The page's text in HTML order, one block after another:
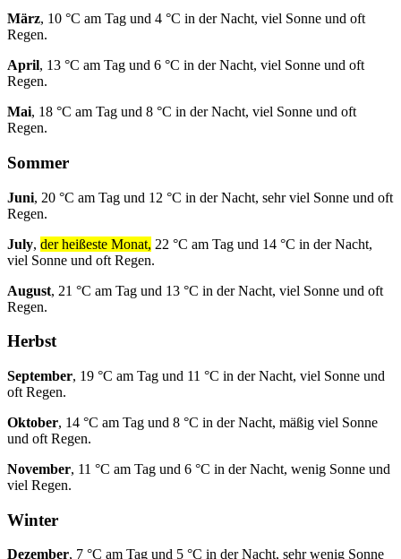
März, 10 °C am Tag und 4 °C in der Nacht, viel Sonne und oft
Regen.
April, 13 °C am Tag und 6 °C in der Nacht, viel Sonne und oft
Regen.
Mai, 18 °C am Tag und 8 °C in der Nacht, viel Sonne und oft
Regen.
Sommer
Juni, 20 °C am Tag und 12 °C in der Nacht, sehr viel Sonne und oft
Regen.
July, der heißeste Monat, 22 °C am Tag und 14 °C in der Nacht,
viel Sonne und oft Regen.
August, 21 °C am Tag und 13 °C in der Nacht, viel Sonne und oft
Regen.
Herbst
September, 19 °C am Tag und 11 °C in der Nacht, viel Sonne und
oft Regen.
Oktober, 14 °C am Tag und 8 °C in der Nacht, mäßig viel Sonne
und oft Regen.
November, 11 °C am Tag und 6 °C in der Nacht, wenig Sonne und
viel Regen.
Winter
Dezember, 7 °C am Tag und 5 °C in der Nacht, sehr wenig Sonne